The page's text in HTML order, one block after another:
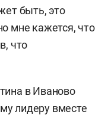
быть, это
мне кажется, что
что
в Иваново
лидеру вместе